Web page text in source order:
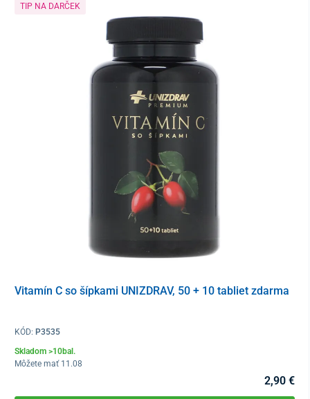
regulátory kyslosti: kyselina citrónová, kyselina jablčná;
uhličitan vápenatý; hydrogénuhličitan sodný
sladidlo: fruktóza; uhličitan horečnatý
zvýrazňovače chuti a arómy: pomarančová aróma,
mandarínková aróma
vitamíny: kyselina L-askorbová
farbivo: sušený extrakt z červenej repy
sladidlá: cyklamát sodný, aspartám, acesulfám K; síran
TIP NA DARČEK
Vitamín C so šípkami UNIZDRAV, 50 + 10 tabliet zdarma
KÓD: P3535
Skladom >10bal.
Môžete mať 11.08
2,90 €